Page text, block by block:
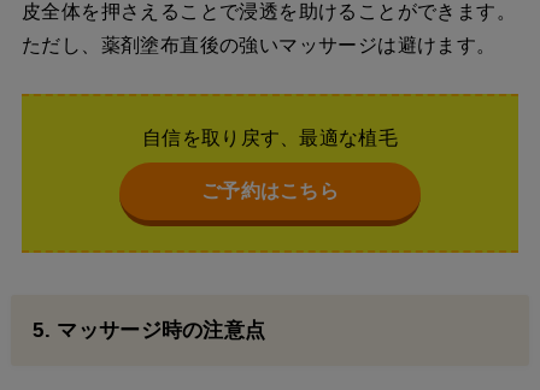
皮全体を押さえることで浸透を助けることができます。
ただし、薬剤塗布直後の強いマッサージは避けます。
自信を取り戻す、最適な植毛
ご予約はこちら
5. マッサージ時の注意点